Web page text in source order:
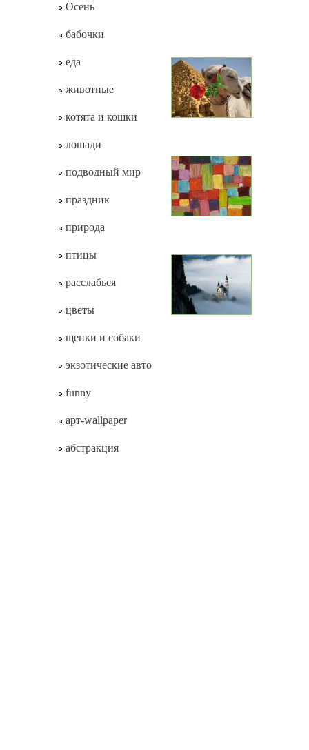
Осень
бабочки
еда
животные
котята и кошки
лошади
подводный мир
праздник
природа
птицы
расслабься
цветы
щенки и собаки
экзотические авто
funny
арт-wallpaper
абстракция